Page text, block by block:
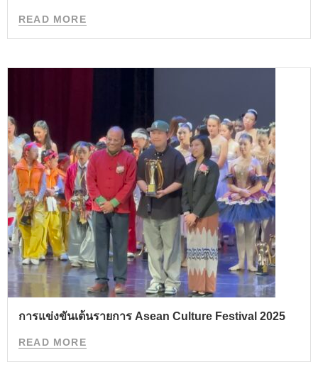
READ MORE
การแข่งขันเต้นรายการ Asean Culture Festival 2025
READ MORE